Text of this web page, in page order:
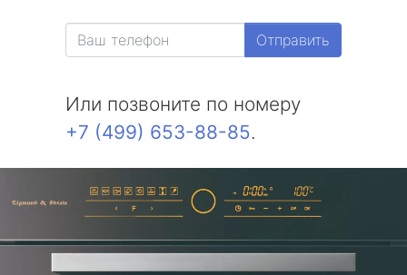
Отправить
Или позвоните по номеру
+7 (499) 653-88-85.